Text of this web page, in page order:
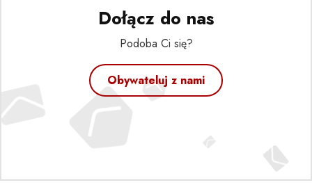
Dołącz do nas
Podoba Ci się?
Obywateluj z nami